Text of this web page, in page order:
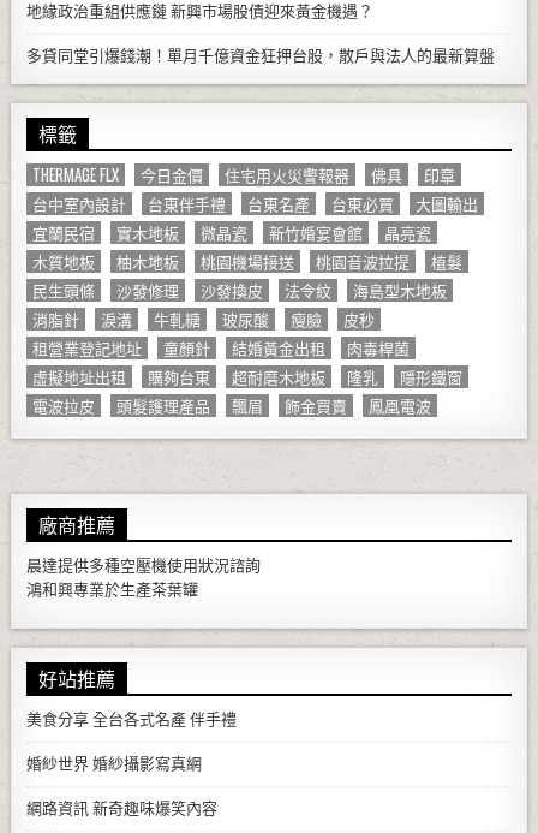
地緣政治重組供應鏈 新興市場股債迎來黃金機遇？
多貸同堂引爆錢潮！單月千億資金狂押台股，散戶與法人的最新算盤
標籤
THERMAGE FLX 今日金價 住宅用火災警報器 佛具
印章
台中室內設計
台東伴手禮 台東名產 台東必買
大圖輸出
宜蘭民宿
實木地板 微晶瓷 新竹婚宴會館
晶亮瓷
木質地板
柚木地板 桃園機場接送 桃園音波拉提
植髮
民生頭條
沙發修理 沙發換皮 法令紋
海島型木地板
消脂針
淚溝 牛軋糖 玻尿酸 瘦臉
皮秒
租營業登記地址
童顏針 結婚黃金出租
肉毒桿菌
虛擬地址出租
購夠台東 超耐磨木地板 隆乳
隱形鐵窗
電波拉皮
頭髮護理產品 飄眉 飾金買賣 鳳凰電波
廠商推薦
晨達提供多種空壓機使用狀況諮詢
鴻和興專業於生產茶葉罐
好站推薦
美食分享 全台各式名產 伴手禮
婚紗世界 婚紗攝影寫真網
網路資訊 新奇趣味爆笑內容